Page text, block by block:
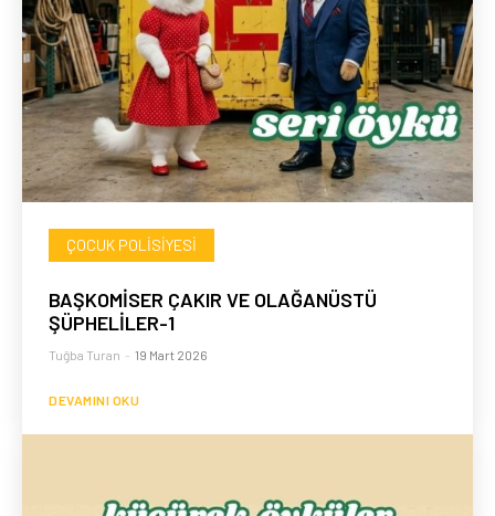
ÇOCUK POLISIYESI
BAŞKOMİSER ÇAKIR VE OLAĞANÜSTÜ
ŞÜPHELİLER-1
Tuğba Turan - 19 Mart 2026
DEVAMINI OKU